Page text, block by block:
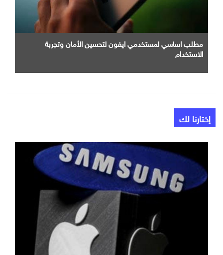
مطلب اساسي لمستخدمي ايفون لتحسين الأمان وتجربة
الاستخدام
إختارنا لك